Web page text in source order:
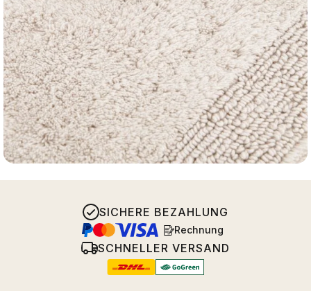
SICHERE BEZAHLUNG
Rechnung
SCHNELLER VERSAND